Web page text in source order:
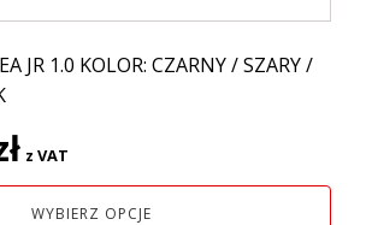
JR 1.0 KOLOR: CZARNY / SZARY /
z VAT
WYBIERZ OPCJE